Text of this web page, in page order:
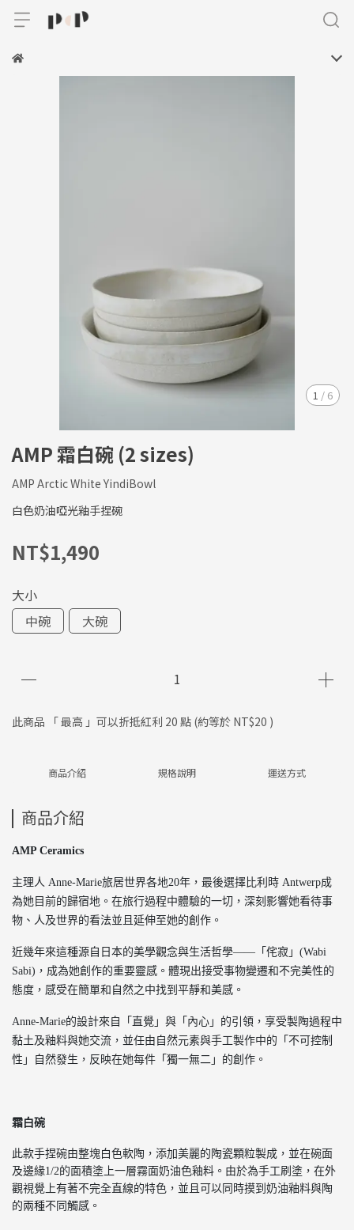
1 / 6
AMP 霜白碗 (2 sizes)
AMP Arctic White YindiBowl
白色奶油啞光釉手捏碗
NT$1,490
大小
中碗
大碗
此商品 「 最高 」可以折抵紅利 20 點 (約等於 NT$20 )
商品介紹 規格說明 運送方式
商品介紹
AMP Ceramics
主理人 Anne-Marie旅居世界各地20年，最後選擇比利時 Antwerp成
為她目前的歸宿地。在旅行過程中體驗的一切，深刻影響她看待事
物、人及世界的看法並且延伸至她的創作。
近幾年來這種源自日本的美學觀念與生活哲學——「侘寂」(Wabi
Sabi)，成為她創作的重要靈感。體現出接受事物變遷和不完美性的
態度，感受在簡單和自然之中找到平靜和美感。
Anne-Marie的設計來自「直覺」與「內心」的引領，享受製陶過程中
黏土及釉料與她交流，並任由自然元素與手工製作中的「不可控制
性」自然發生，反映在她每件「獨一無二」的創作。
霜白碗
此款手捏碗由整塊白色軟陶，添加美麗的陶瓷顆粒製成，並在碗面
及邊緣1/2的面積塗上一層霧面奶油色釉料。由於為手工刷塗，在外
觀視覺上有著不完全直線的特色，並且可以同時摸到奶油釉料與陶
的兩種不同觸感。